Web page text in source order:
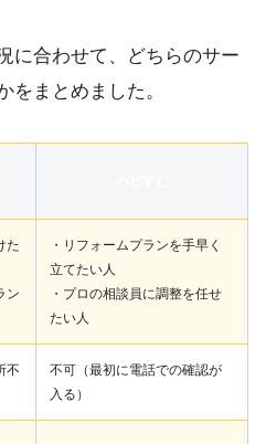
に合わせて、どちらのサー
をまとめました。
た
ン
・リフォームプランを手早く
立てたい人
・プロの相談員に調整を任せ
たい人
不
不可（最初に電話での確認が
入る）